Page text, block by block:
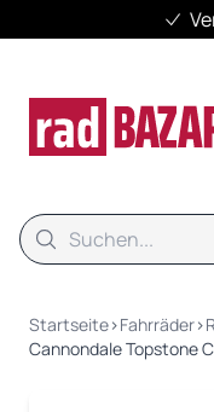
Suche
Startseite›Fahrräder›
Cannondale Topstone